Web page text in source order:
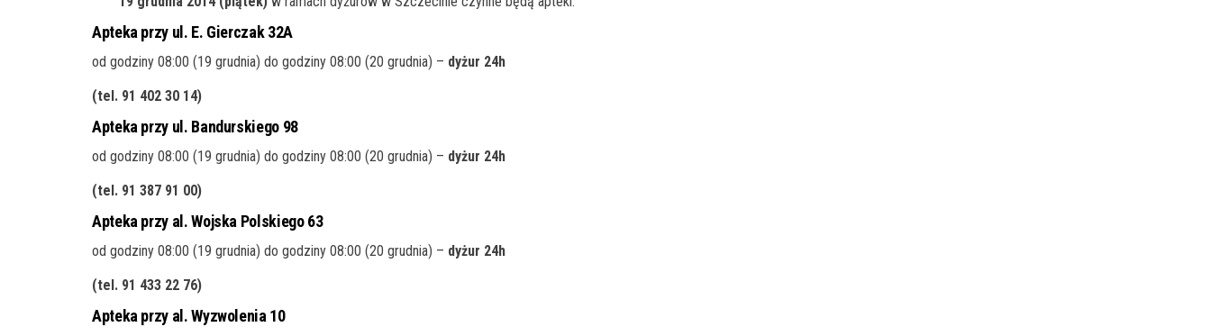
Apteka przy ul. E. Gierczak 32A
od godziny 08:00 (19 grudnia) do godziny 08:00 (20 grudnia) – dyżur 24h
(tel. 91 402 30 14)
Apteka przy ul. Bandurskiego 98
od godziny 08:00 (19 grudnia) do godziny 08:00 (20 grudnia) – dyżur 24h
(tel. 91 387 91 00)
Apteka przy al. Wojska Polskiego 63
od godziny 08:00 (19 grudnia) do godziny 08:00 (20 grudnia) – dyżur 24h
(tel. 91 433 22 76)
Apteka przy al. Wyzwolenia 10